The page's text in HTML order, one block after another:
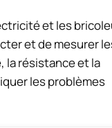
et les
et de mesurer
la résistance et la
les problèmes